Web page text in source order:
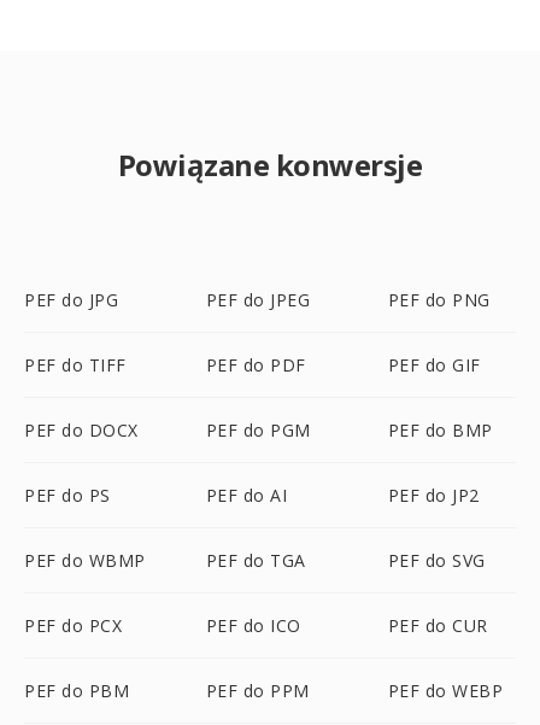
Powiązane konwersje
PEF do JPG PEF do JPEG PEF do PNG
PEF do TIFF PEF do PDF PEF do GIF
PEF do DOCX PEF do PGM PEF do BMP
PEF do PS PEF do AI PEF do JP2
PEF do WBMP PEF do TGA PEF do SVG
PEF do PCX PEF do ICO PEF do CUR
PEF do PBM PEF do PPM PEF do WEBP